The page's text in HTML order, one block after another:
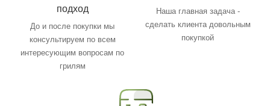
подход
До и после покупки мы
консультируем по всем
интересующим вопросам по
грилям
Наша главная задача -
сделать клиента довольным
покупкой